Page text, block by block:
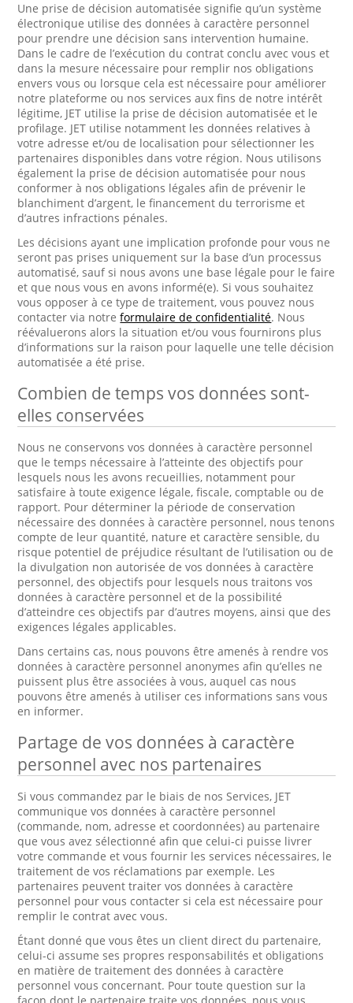
Une prise de décision automatisée signifie qu’un système
électronique utilise des données à caractère personnel
pour prendre une décision sans intervention humaine.
Dans le cadre de l’exécution du contrat conclu avec vous et
dans la mesure nécessaire pour remplir nos obligations
envers vous ou lorsque cela est nécessaire pour améliorer
notre plateforme ou nos services aux fins de notre intérêt
légitime, JET utilise la prise de décision automatisée et le
profilage. JET utilise notamment les données relatives à
votre adresse et/ou de localisation pour sélectionner les
partenaires disponibles dans votre région. Nous utilisons
également la prise de décision automatisée pour nous
conformer à nos obligations légales afin de prévenir le
blanchiment d’argent, le financement du terrorisme et
d’autres infractions pénales.
Les décisions ayant une implication profonde pour vous ne
seront pas prises uniquement sur la base d’un processus
automatisé, sauf si nous avons une base légale pour le faire
et que nous vous en avons informé(e). Si vous souhaitez
vous opposer à ce type de traitement, vous pouvez nous
contacter via notreformulaire de confidentialité. Nous
réévaluerons alors la situation et/ou vous fournirons plus
d’informations sur la raison pour laquelle une telle décision
automatisée a été prise.
Combien de temps vos données sont-
elles conservées
Nous ne conservons vos données à caractère personnel
que le temps nécessaire à l’atteinte des objectifs pour
lesquels nous les avons recueillies, notamment pour
satisfaire à toute exigence légale, fiscale, comptable ou de
rapport. Pour déterminer la période de conservation
nécessaire des données à caractère personnel, nous tenons
compte de leur quantité, nature et caractère sensible, du
risque potentiel de préjudice résultant de l’utilisation ou de
la divulgation non autorisée de vos données à caractère
personnel, des objectifs pour lesquels nous traitons vos
données à caractère personnel et de la possibilité
d’atteindre ces objectifs par d’autres moyens, ainsi que des
exigences légales applicables.
Dans certains cas, nous pouvons être amenés à rendre vos
données à caractère personnel anonymes afin qu’elles ne
puissent plus être associées à vous, auquel cas nous
pouvons être amenés à utiliser ces informations sans vous
en informer.
Partage de vos données à caractère
personnel avec nos partenaires
Si vous commandez par le biais de nos Services, JET
communique vos données à caractère personnel
(commande, nom, adresse et coordonnées) au partenaire
que vous avez sélectionné afin que celui-ci puisse livrer
votre commande et vous fournir les services nécessaires, le
traitement de vos réclamations par exemple. Les
partenaires peuvent traiter vos données à caractère
personnel pour vous contacter si cela est nécessaire pour
remplir le contrat avec vous.
Étant donné que vous êtes un client direct du partenaire,
celui-ci assume ses propres responsabilités et obligations
en matière de traitement des données à caractère
personnel vous concernant. Pour toute question sur la